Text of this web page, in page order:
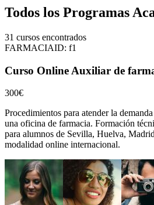
Todos los Programas
31 cursos encontrados
FARMACIAID: f1
Curso Online Auxiliar de
300€
Procedimientos para atender la
una oficina de farmacia. Formación
para alumnos de Sevilla, Huelva,
modalidad online internacional.